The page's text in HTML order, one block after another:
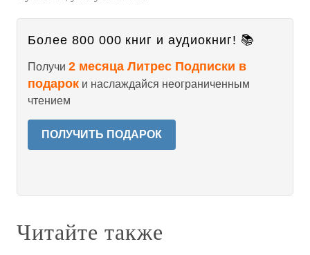
Более 800 000 книг и аудиокниг! 📚
Получи 2 месяца Литрес Подписки в
подарок и наслаждайся неограниченным
чтением
ПОЛУЧИТЬ ПОДАРОК
Читайте также